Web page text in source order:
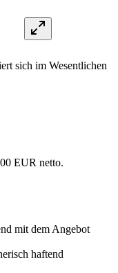
sich im Wesentlichen
EUR netto.
mit dem Angebot
haftend